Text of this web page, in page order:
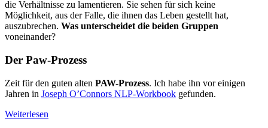
die Ver­hält­nis­se zu lamentieren. Sie sehen für sich keine
Möglichkeit, aus der Falle, die ihnen das Leben gestellt hat,
auszubrechen. Was unterscheidet die beiden Gruppen
voneinander?
Der Paw-Prozess
Zeit für den guten alten PAW-Prozess. Ich habe ihn vor einigen
Jahren in Joseph O’Connors NLP-Workbook gefunden.
Weiterlesen